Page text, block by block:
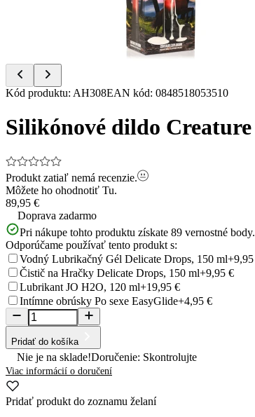
Item
of
8
Kód produktu: AH308EAN kód: 0848518053510
Silikónové dildo
Produkt zatiaľ nemá recenzie.
Môžete ho ohodnotiť Tu.
89,95 €
Doprava zadarmo
Pri nákupe tohto produktu získate 89 vernostné body.
Odporúčame používať tento produkt s:
Vodný Lubrikačný Gél Delicate Drops, 150 ml
Čistič na Hračky Delicate Drops, 150 ml+9,95 €
Lubrikant JO H2O, 120 ml+19,95 €
Intímne obrúsky Po sexe EasyGlide+4,95 €
Pridať do košíka
Nie je na sklade!Doručenie: Skontrolujte
Viac informácií o doručení
Pridať produkt do zoznamu želaní